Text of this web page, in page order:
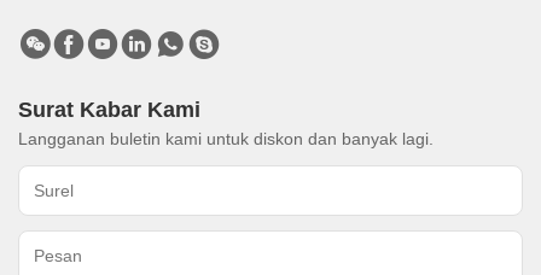
Surat Kabar Kami
Langganan buletin kami untuk diskon dan banyak lagi.